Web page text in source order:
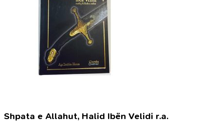
Shpata e Allahut, Halid Ibën Velidi r.a.